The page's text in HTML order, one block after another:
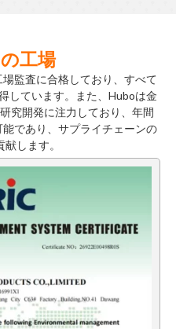
工場
監査に合格しており、すべて
しています。また、Huboは金
究開発に注力しており、年間
であり、サプライチェーンの
します。